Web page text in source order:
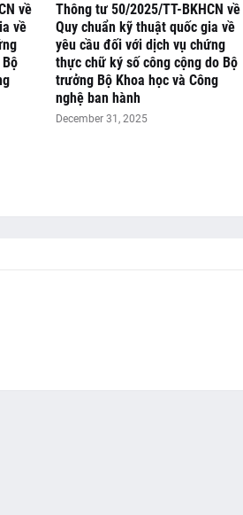
về
về
Thông tư 50/2025/TT-BKHCN về
Quy chuẩn kỹ thuật quốc gia về
yêu cầu đối với dịch vụ chứng
thực chữ ký số công cộng do Bộ
trưởng Bộ Khoa học và Công
nghệ ban hành
December 31, 2025